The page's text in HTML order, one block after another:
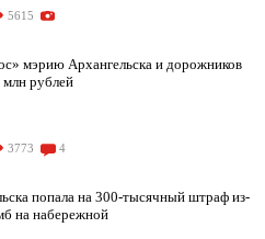
5615
мэрию Архангельска и дорожников
млн рублей
3773 4
попала на 300-тысячный штраф из-
на набережной